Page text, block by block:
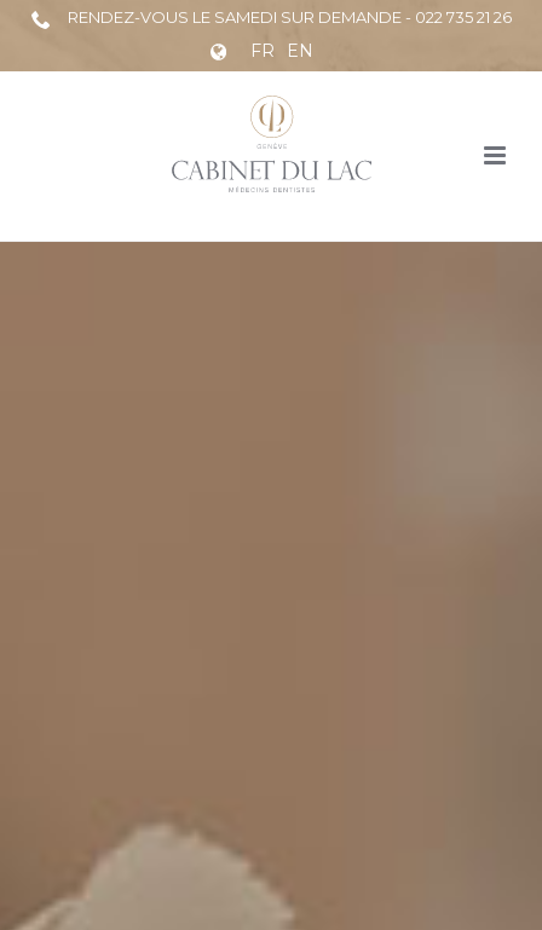
RENDEZ-VOUS LE SAMEDI SUR DEMANDE - 022 735 21 26
FR EN